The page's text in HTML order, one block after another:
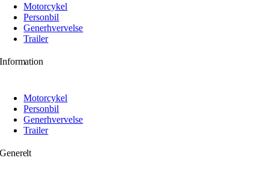
Motorcykel
Personbil
Generhvervelse
Trailer
Information
Motorcykel
Personbil
Generhvervelse
Trailer
Generelt